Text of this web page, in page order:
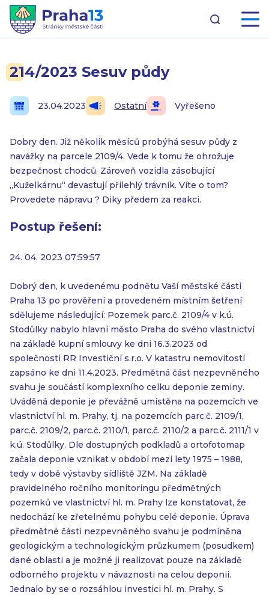
214/2023 Sesuv půdy
23.04.2023 Ostatní Vyřešeno
Dobry den. Již několik měsíců probýhá sesuv půdy z
navážky na parcele 2109/4. Vede k tomu že ohrožuje
bezpečnost chodců. Zároveň vozidla zásobující
„Kuželkárnu“ devastují přilehlý trávník. Víte o tom?
Provedete nápravu ? Diky předem za reakci.
Postup řešení:
24. 04. 2023 07:59:57
Dobrý den, k uvedenému podnětu Vaší městské části
Praha 13 po prověření a provedeném místním šetření
sdělujeme následující: Pozemek parc.č. 2109/4 v k.ú.
Stodůlky nabylo hlavní město Praha do svého vlastnictví
na základě kupní smlouvy ke dni 16.3.2023 od
společnosti RR Investiční s.r.o. V katastru nemovitostí
zapsáno ke dni 11.4.2023. Předmětná část nezpevněného
svahu je součástí komplexního celku deponie zeminy.
Uváděná deponie je převážně umístěna na pozemcích ve
vlastnictví hl. m. Prahy, tj. na pozemcích parc.č. 2109/1,
parc.č. 2109/2, parc.č. 2110/1, parc.č. 2110/2 a parc.č. 2111/1 v
k.ú. Stodůlky. Dle dostupných podkladů a ortofotomap
začala deponie vznikat v období mezi lety 1975 – 1988,
tedy v době výstavby sídliště JZM. Na základě
pravidelného ročního monitoringu předmětných
pozemků ve vlastnictví hl. m. Prahy lze konstatovat, že
nedochází ke zřetelnému pohybu celé deponie. Úprava
předmětné části nezpevněného svahu je podmíněna
geologickým a technologickým průzkumem (posudkem)
dané oblasti a je možné ji realizovat pouze na základě
odborného projektu v návaznosti na celou deponii.
Jednalo by se o rozsáhlou investici hl. m. Prahy. S